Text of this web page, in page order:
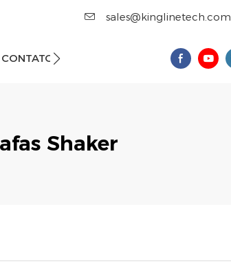
sales@kinglinetech.com
CONOSCO
Shaker